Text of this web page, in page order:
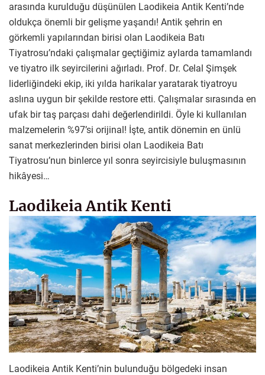
arasında kurulduğu düşünülen Laodikeia Antik Kenti’nde
oldukça önemli bir gelişme yaşandı! Antik şehrin en
görkemli yapılarından birisi olan Laodikeia Batı
Tiyatrosu’ndaki çalışmalar geçtiğimiz aylarda tamamlandı
ve tiyatro ilk seyircilerini ağırladı. Prof. Dr. Celal Şimşek
liderliğindeki ekip, iki yılda harikalar yaratarak tiyatroyu
aslına uygun bir şekilde restore etti. Çalışmalar sırasında en
ufak bir taş parçası dahi değerlendirildi. Öyle ki kullanılan
malzemelerin %97’si orijinal! İşte, antik dönemin en ünlü
sanat merkezlerinden birisi olan Laodikeia Batı
Tiyatrosu’nun binlerce yıl sonra seyircisiyle buluşmasının
hikâyesi…
Laodikeia Antik Kenti
Laodikeia Antik Kenti’nin bulunduğu bölgedeki insan